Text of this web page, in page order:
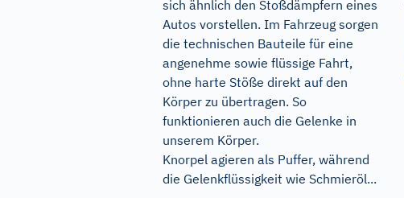
sich ähnlich den Stoßdämpfern eines
Autos vorstellen. Im Fahrzeug sorgen
die technischen Bauteile für eine
angenehme sowie flüssige Fahrt,
ohne harte Stöße direkt auf den
Körper zu übertragen. So
funktionieren auch die Gelenke in
unserem Körper.
Knorpel agieren als Puffer, während
die Gelenkflüssigkeit wie Schmieröl...